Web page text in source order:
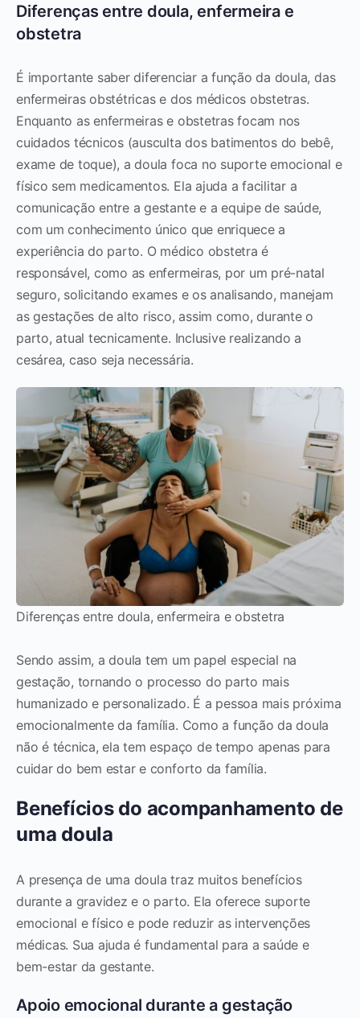
Diferenças entre doula, enfermeira e
obstetra
É importante saber diferenciar a função da doula, das
enfermeiras obstétricas e dos médicos obstetras.
Enquanto as enfermeiras e obstetras focam nos
cuidados técnicos (ausculta dos batimentos do bebê,
exame de toque), a doula foca no suporte emocional e
físico sem medicamentos. Ela ajuda a facilitar a
comunicação entre a gestante e a equipe de saúde,
com um conhecimento único que enriquece a
experiência do parto. O médico obstetra é
responsável, como as enfermeiras, por um pré-natal
seguro, solicitando exames e os analisando, manejam
as gestações de alto risco, assim como, durante o
parto, atual tecnicamente. Inclusive realizando a
cesárea, caso seja necessária.
Diferenças entre doula, enfermeira e obstetra
Sendo assim, a doula tem um papel especial na
gestação, tornando o processo do parto mais
humanizado e personalizado. É a pessoa mais próxima
emocionalmente da família. Como a função da doula
não é técnica, ela tem espaço de tempo apenas para
cuidar do bem estar e conforto da família.
Benefícios do acompanhamento de
uma doula
A presença de uma doula traz muitos benefícios
durante a gravidez e o parto. Ela oferece suporte
emocional e físico e pode reduzir as intervenções
médicas. Sua ajuda é fundamental para a saúde e
bem-estar da gestante.
Apoio emocional durante a gestação